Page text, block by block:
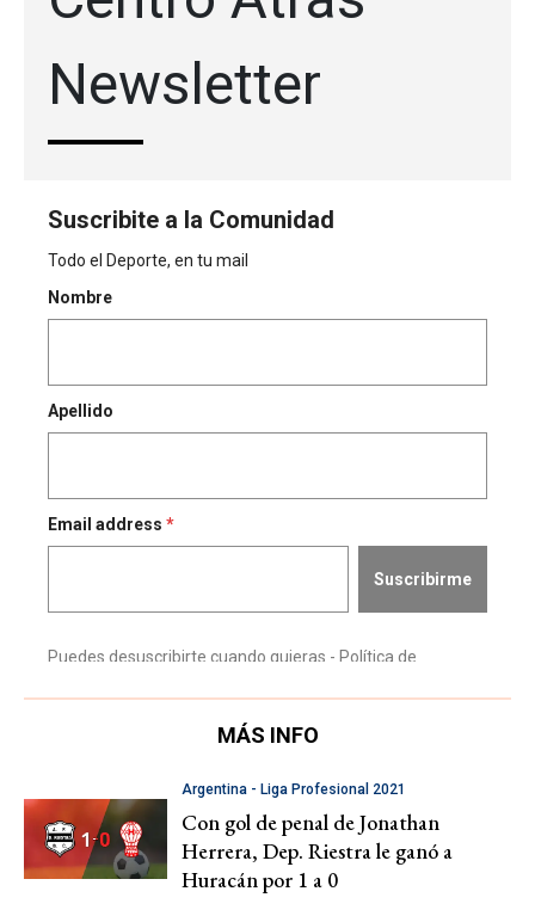
MÁS INFO
Argentina - Liga Profesional 2021
Con gol de penal de Jonathan
Herrera, Dep. Riestra le ganó a
Huracán por 1 a 0